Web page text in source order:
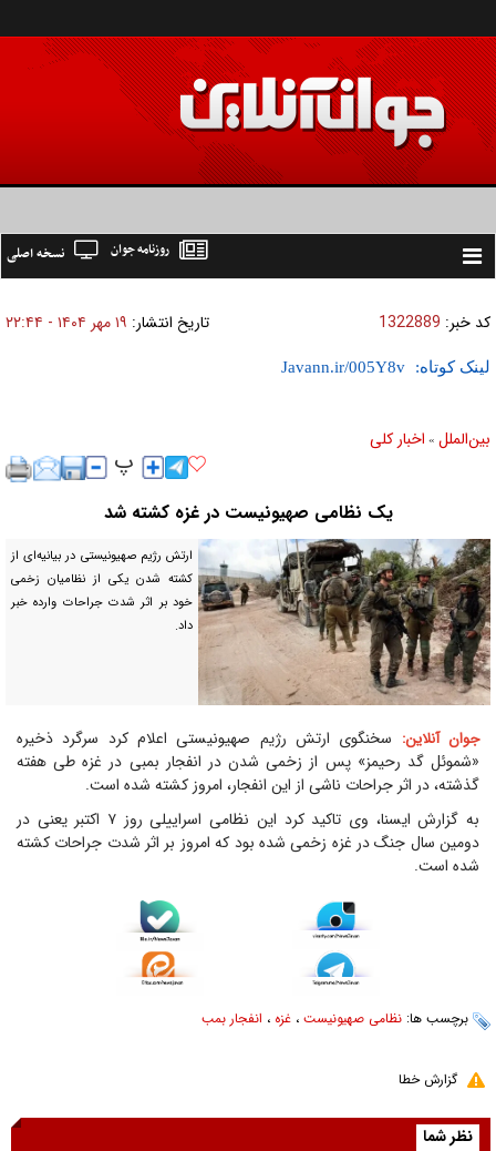
Toggle
نسخه اصلی روزنامه جوان
کد خبر: 1322889 تاریخ انتشار: ۱۹ مهر ۱۴۰۴ - ۲۲:۴۴
لینک کوتاه:
بين‌الملل » اخبار كلی
یک نظامی صهیونیست در غزه کشته شد
ارتش رژیم صهیونیستی در بیانیه‌ای از
کشته شدن یکی از نظامیان زخمی
خود بر اثر شدت جراحات وارده خبر
داد.
جوان آنلاین: سخنگوی ارتش رژیم صهیونیستی اعلام کرد سرگرد ذخیره
«شموئل گد رحیمز» پس از زخمی شدن در انفجار بمبی در غزه طی هفته
گذشته، در اثر جراحات ناشی از این انفجار، امروز کشته شده است.
به گزارش ایسنا، وی تاکید کرد این نظامی اسراییلی روز ۷ اکتبر یعنی در
دومین سال جنگ در غزه زخمی شده بود که امروز بر اثر شدت جراحات کشته
شده است.
برچسب ها: نظامی صهیونیست ، غزه ، انفجار بمب
گزارش خطا
نظر شما